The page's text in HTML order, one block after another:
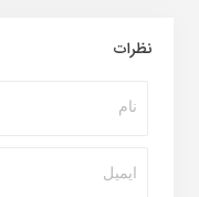
نظرات